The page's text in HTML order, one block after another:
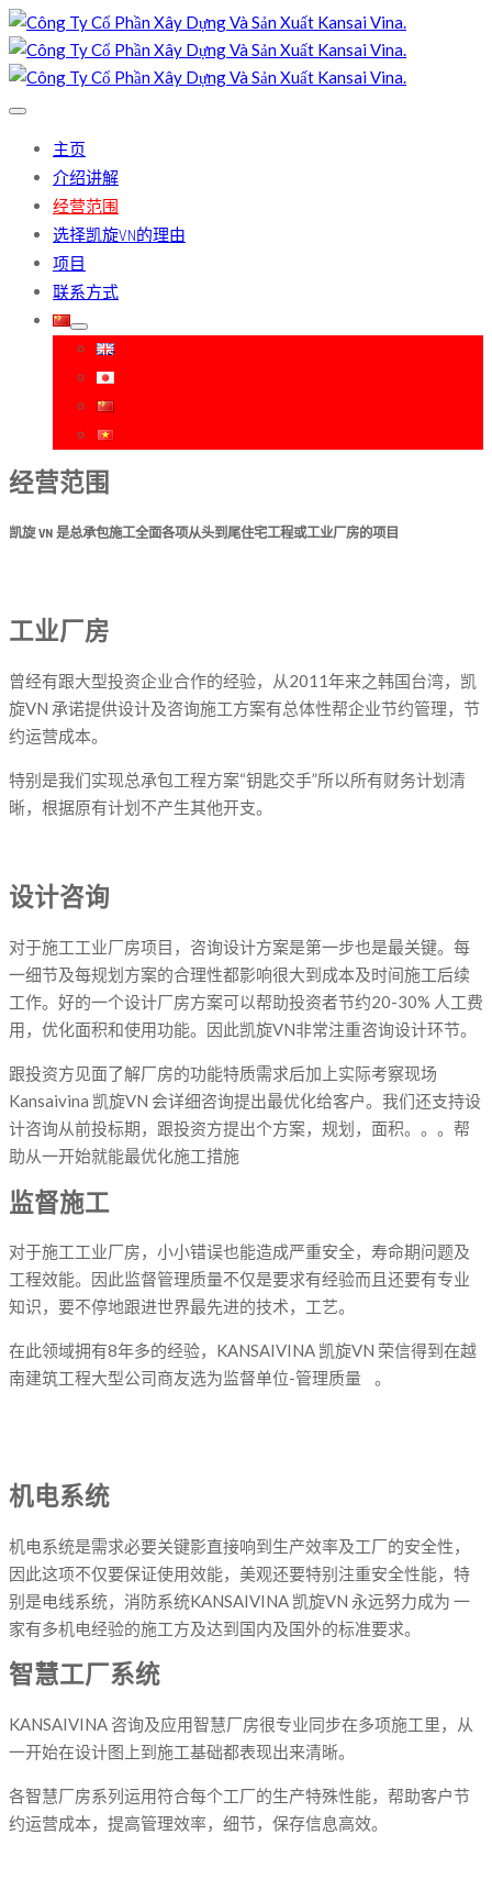
主页
介绍讲解
经营范围
选择凯旋VN的理由
项目
联系方式
经营范围
凯旋 VN 是总承包施工全面各项从头到尾住宅工程或工业厂房的项目
工业厂房
曾经有跟大型投资企业合作的经验，从2011年来之韩国台湾，凯
旋VN 承诺提供设计及咨询施工方案有总体性帮企业节约管理，节
约运营成本。
特别是我们实现总承包工程方案“钥匙交手”所以所有财务计划清
晰，根据原有计划不产生其他开支。
设计咨询
对于施工工业厂房项目，咨询设计方案是第一步也是最关键。每
一细节及每规划方案的合理性都影响很大到成本及时间施工后续
工作。好的一个设计厂房方案可以帮助投资者节约20-30% 人工费
用，优化面积和使用功能。因此凯旋VN非常注重咨询设计环节。
跟投资方见面了解厂房的功能特质需求后加上实际考察现场
Kansaivina 凯旋VN 会详细咨询提出最优化给客户。我们还支持设
计咨询从前投标期，跟投资方提出个方案，规划，面积。。。帮
助从一开始就能最优化施工措施
监督施工
对于施工工业厂房，小小错误也能造成严重安全，寿命期问题及
工程效能。因此监督管理质量不仅是要求有经验而且还要有专业
知识，要不停地跟进世界最先进的技术，工艺。
在此领域拥有8年多的经验，KANSAIVINA 凯旋VN 荣信得到在越
南建筑工程大型公司商友选为监督单位-管理质量 。
机电系统
机电系统是需求必要关键影直接响到生产效率及工厂的安全性，
因此这项不仅要保证使用效能，美观还要特别注重安全性能，特
别是电线系统，消防系统KANSAIVINA 凯旋VN 永远努力成为 一
家有多机电经验的施工方及达到国内及国外的标准要求。
智慧工厂系统
KANSAIVINA 咨询及应用智慧厂房很专业同步在多项施工里，从
一开始在设计图上到施工基础都表现出来清晰。
各智慧厂房系列运用符合每个工厂的生产特殊性能，帮助客户节
约运营成本，提高管理效率，细节，保存信息高效。